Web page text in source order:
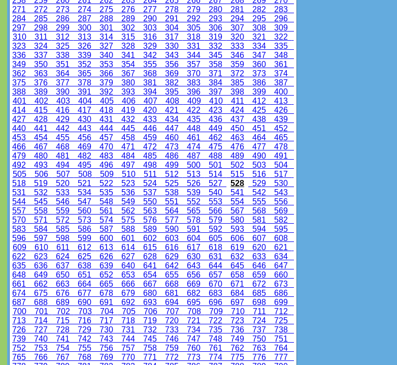
271
272 273 274 275 276 277 278 279 280 281 282
283
284
285 286 287 288 289 290 291 292 293 294 295
296
297
298 299 300 301 302 303 304 305 306 307 308
309
310
311 312 313 314 315 316 317 318 319 320 321
322
323
324 325 326 327 328 329 330 331 332 333 334
335
336
337 338 339 340 341 342 343 344 345 346 347
348
349
350 351 352 353 354 355 356 357 358 359 360
361
362
363 364 365 366 367 368 369 370 371 372 373
374
375
376 377 378 379 380 381 382 383 384 385 386
387
388
389 390 391 392 393 394 395 396 397 398 399
400
401
402 403 404 405 406 407 408 409 410 411 412
413
414
415 416 417 418 419 420 421 422 423 424 425
426
427
428 429 430 431 432 433 434 435 436 437 438
439
440
441 442 443 444 445 446 447 448 449 450 451
452
453
454 455 456 457 458 459 460 461 462 463 464
465
466
467 468 469 470 471 472 473 474 475 476 477
478
479
480 481 482 483 484 485 486 487 488 489 490
491
492
493 494 495 496 497 498 499 500 501 502 503
504
505
506 507 508 509 510 511 512 513 514 515 516
517
518
519 520 521 522 523 524 525 526 527 528 529
530
531
532 533 534 535 536 537 538 539 540 541 542
543
544
545 546 547 548 549 550 551 552 553 554 555
556
557
558 559 560 561 562 563 564 565 566 567 568
569
570
571 572 573 574 575 576 577 578 579 580 581
582
583
584 585 586 587 588 589 590 591 592 593 594
595
596
597 598 599 600 601 602 603 604 605 606 607
608
609
610 611 612 613 614 615 616 617 618 619 620
621
622
623 624 625 626 627 628 629 630 631 632 633
634
635
636 637 638 639 640 641 642 643 644 645 646
647
648
649 650 651 652 653 654 655 656 657 658 659
660
661
662 663 664 665 666 667 668 669 670 671 672
673
674
675 676 677 678 679 680 681 682 683 684 685
686
687
688 689 690 691 692 693 694 695 696 697 698
699
700
701 702 703 704 705 706 707 708 709 710 711
712
713
714 715 716 717 718 719 720 721 722 723 724
725
726
727 728 729 730 731 732 733 734 735 736 737
738
739
740 741 742 743 744 745 746 747 748 749 750
751
752
753 754 755 756 757 758 759 760 761 762 763
764
765
766 767 768 769 770 771 772 773 774 775 776
777